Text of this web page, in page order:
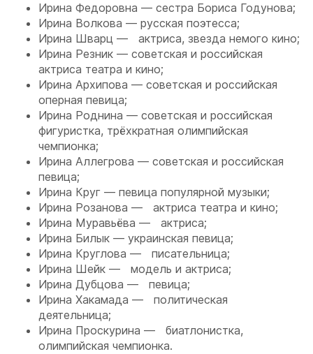
Ирина Федоровна — сестра Бориса Годунова;
Ирина Волкова — русская поэтесса;
Ирина Шварц — актриса, звезда немого кино;
Ирина Резник — советская и российская
актриса театра и кино;
Ирина Архипова — советская и российская
оперная певица;
Ирина Роднина — советская и российская
фигуристка, трёхкратная олимпийская
чемпионка;
Ирина Аллегрова — советская и российская
певица;
Ирина Круг — певица популярной музыки;
Ирина Розанова — актриса театра и кино;
Ирина Муравьёва — актриса;
Ирина Билык — украинская певица;
Ирина Круглова — писательница;
Ирина Шейк — модель и актриса;
Ирина Дубцова — певица;
Ирина Хакамада — политическая
деятельница;
Ирина Проскурина — биатлонистка,
олимпийская чемпионка.